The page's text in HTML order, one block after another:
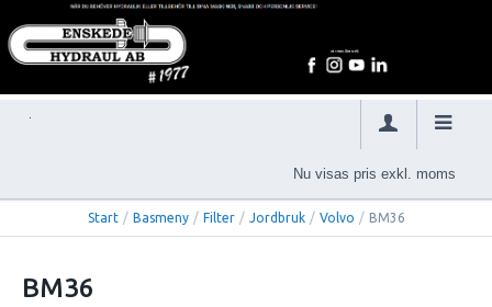
Nu visas pris exkl. moms
Start / Basmeny / Filter / Jordbruk / Volvo / BM36
BM36